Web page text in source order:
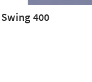
Swing 400